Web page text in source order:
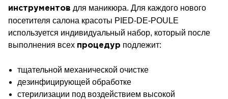
инструментов для маникюра. Для каждого нового
посетителя салона красоты PIED-DE-POULE
используется индивидуальный набор, который после
выполнения всех процедур подлежит:
тщательной механической очистке
дезинфицирующей обработке
стерилизации под воздействием высокой